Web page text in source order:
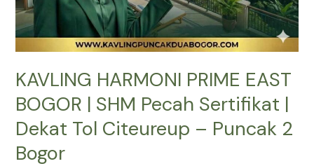
KAVLING HARMONI PRIME EAST
BOGOR | SHM Pecah Sertifikat |
Dekat Tol Citeureup – Puncak 2
Bogor
Puncak
2